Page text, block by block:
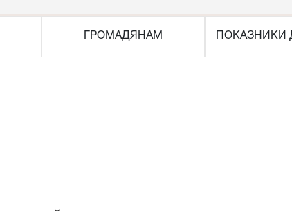
ГРОМАДЯНАМ ПОКАЗНИКИ